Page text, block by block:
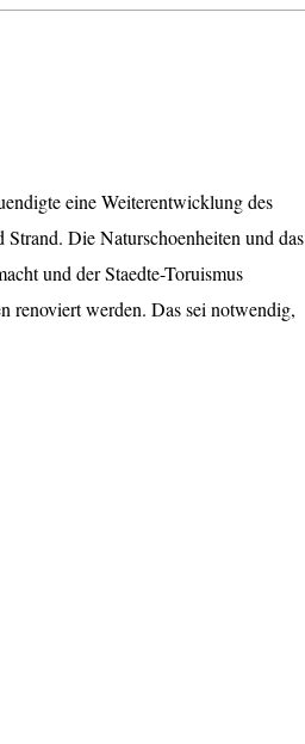
eine Weiterentwicklung des
Die Naturschoenheiten und das
und der Staedte-Toruismus
renoviert werden. Das sei notwendig,